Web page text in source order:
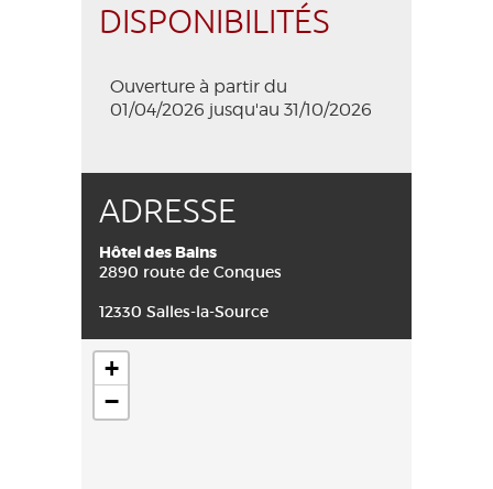
DISPONIBILITÉS
Ouverture à partir du
01/04/2026 jusqu'au 31/10/2026
ADRESSE
Hôtel des Bains
2890 route de Conques
12330 Salles-la-Source
+
−